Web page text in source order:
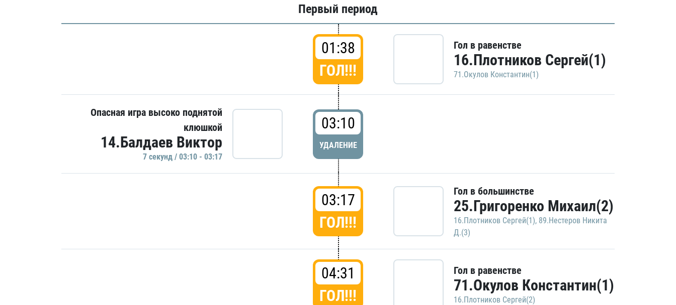
Первый период
01:38
ГОЛ!!!
Гол в равенстве
16.Плотников Сергей(1)
71.Окулов Константин(1)
Опасная игра высоко поднятой
клюшкой
14.Балдаев Виктор
7 секунд / 03:10 - 03:17
03:10
УДАЛЕНИЕ
03:17
ГОЛ!!!
Гол в большинстве
25.Григоренко Михаил(2)
16.Плотников Сергей(1), 89.Нестеров Никита
Д.(3)
04:31
ГОЛ!!!
Гол в равенстве
71.Окулов Константин(1)
16.Плотников Сергей(2)